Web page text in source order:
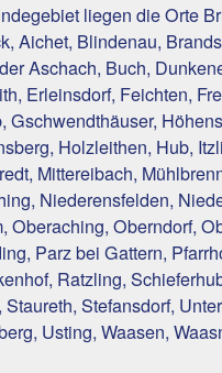
liegen die Orte
Aichet, Blindenau,
Aschach, Buch,
Erleinsdorf, Feichten,
Gschwendthäuser,
Holzleithen, Hub,
Mittereibach,
Niederensfelden,
Oberaching, Oberndorf,
Parz bei Gattern,
Ratzling,
Staureth, Stefansdorf,
Usting, Waasen,